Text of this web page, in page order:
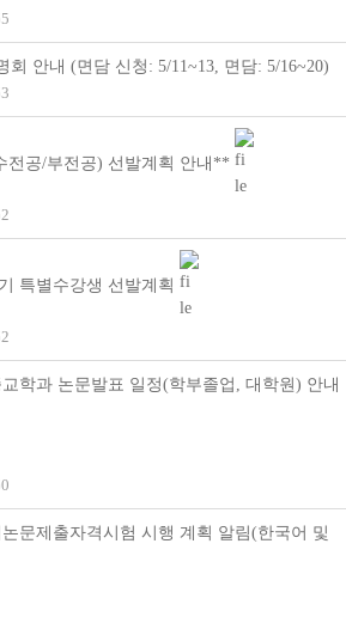
회 안내 (면담 신청: 5/11~13, 면담: 5/16~20)
전공/부전공) 선발계획 안내**
특별수강생 선발계획
학과 논문발표 일정(학부졸업, 대학원) 안내
문제출자격시험 시행 계획 알림(한국어 및